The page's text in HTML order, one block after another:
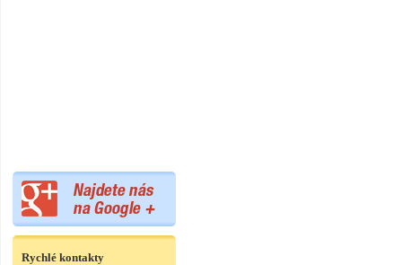
Rychlé kontakty